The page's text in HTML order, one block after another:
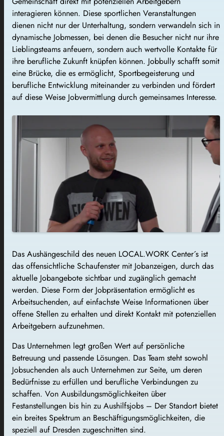
interagieren können. Diese sportlichen Veranstaltungen
dienen nicht nur der Unterhaltung, sondern verwandeln sich in
dynamische Jobmessen, bei denen die Besucher nicht nur ihre
Lieblingsteams anfeuern, sondern auch wertvolle Kontakte für
ihre berufliche Zukunft knüpfen können. Jobbully schafft somit
eine Brücke, die es ermöglicht, Sportbegeisterung und
berufliche Entwicklung miteinander zu verbinden und fördert
auf diese Weise Jobvermittlung durch gemeinsames Interesse.
Das Aushängeschild des neuen LOCAL.WORK Center´s ist
das offensichtliche Schaufenster mit Jobanzeigen, durch das
aktuelle Jobangebote sichtbar und zugänglich gemacht
werden. Diese Form der Jobpräsentation ermöglicht es
Arbeitsuchenden, auf einfachste Weise Informationen über
offene Stellen zu erhalten und direkt Kontakt mit potenziellen
Arbeitgebern aufzunehmen.
Das Unternehmen legt großen Wert auf persönliche
Betreuung und passende Lösungen. Das Team steht sowohl
Jobsuchenden als auch Unternehmen zur Seite, um deren
Bedürfnisse zu erfüllen und berufliche Verbindungen zu
schaffen. Von Ausbildungsmöglichkeiten über
Festanstellungen bis hin zu Aushilfsjobs – Der Standort bietet
ein breites Spektrum an Beschäftigungsmöglichkeiten, die
speziell auf Dresden zugeschnitten sind.